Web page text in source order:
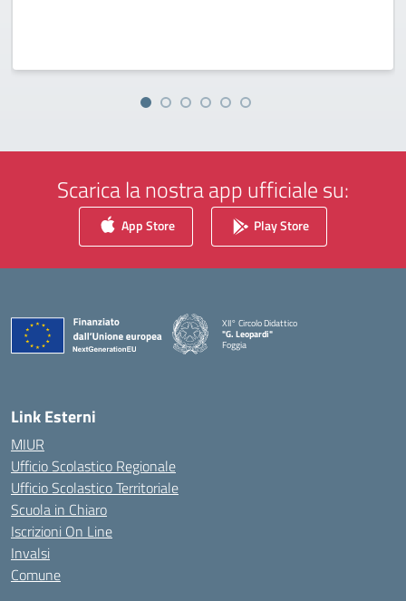
Scarica la nostra app ufficiale su:
App Store Play Store
XII° Circolo Didattico
"G. Leopardi"
Foggia
— Visita la pagina iniziale della scuola
Link Esterni
MIUR
Ufficio Scolastico Regionale
Ufficio Scolastico Territoriale
Scuola in Chiaro
Iscrizioni On Line
Invalsi
Comune